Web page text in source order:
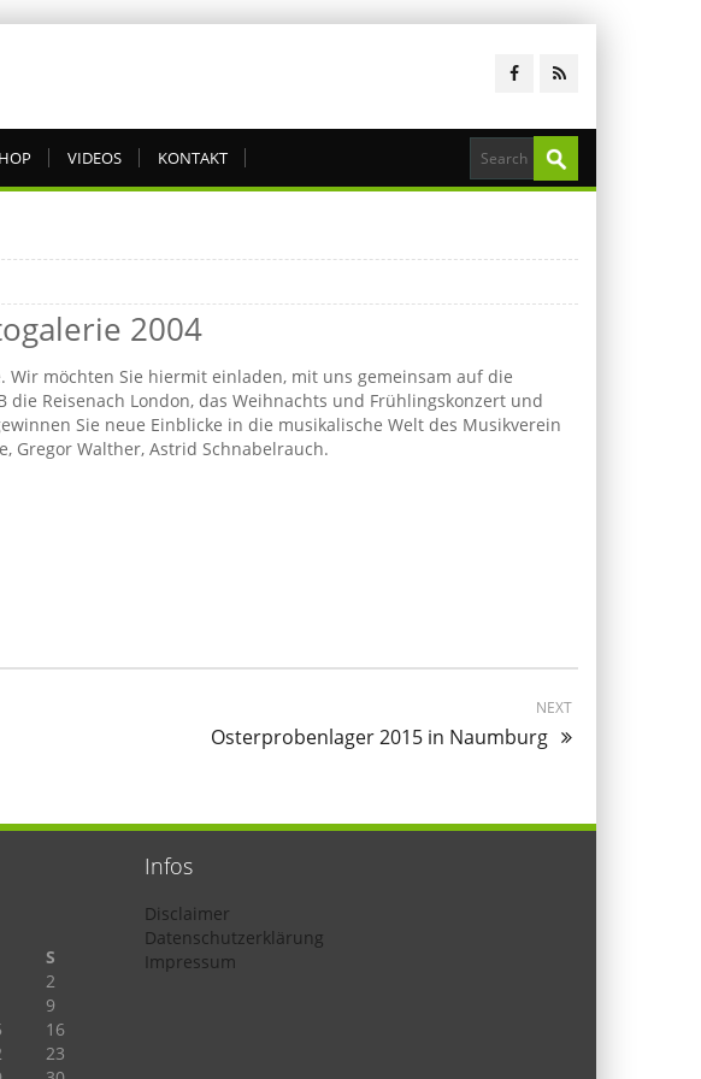
VIDEOS KONTAKT
2004
möchten Sie hiermit einladen, mit uns gemeinsam auf die
die Reisenach London, das Weihnachts und Frühlingskonzert und
Sie neue Einblicke in die musikalische Welt des Musikverein
Gregor Walther, Astrid Schnabelrauch.
NEXT
Osterprobenlager 2015 in Naumburg
S
2
9
16
23
Infos
Disclaimer
Datenschutzerklärung
Impressum